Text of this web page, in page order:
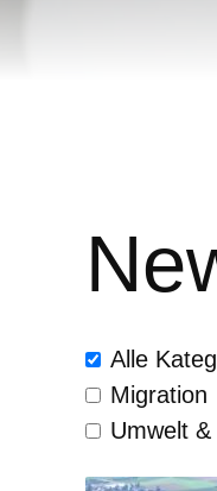
Alle
Migration
Umwelt